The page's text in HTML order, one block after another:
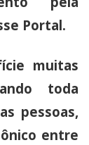
Portal.
muitas
toda
pessoas,
entre